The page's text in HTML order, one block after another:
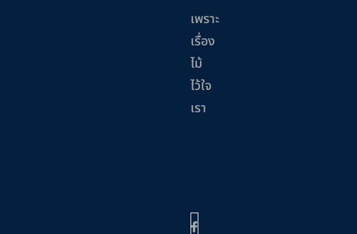
เพราะ
เรื่อง
ไม้
ไว้ใจ
เรา